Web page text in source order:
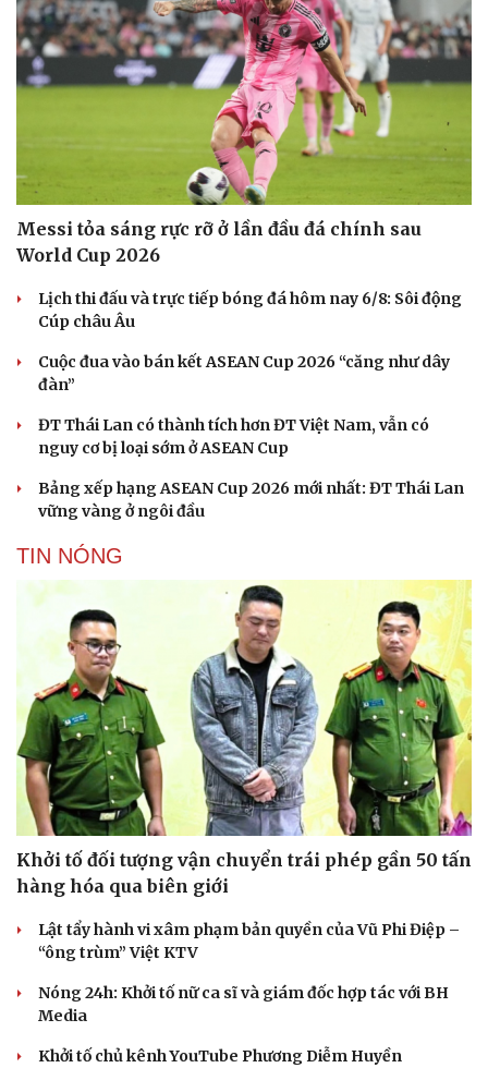
Messi tỏa sáng rực rỡ ở lần đầu đá chính sau
World Cup 2026
Lịch thi đấu và trực tiếp bóng đá hôm nay 6/8: Sôi động
Cúp châu Âu
Cuộc đua vào bán kết ASEAN Cup 2026 “căng như dây
đàn”
ĐT Thái Lan có thành tích hơn ĐT Việt Nam, vẫn có
nguy cơ bị loại sớm ở ASEAN Cup
Bảng xếp hạng ASEAN Cup 2026 mới nhất: ĐT Thái Lan
vững vàng ở ngôi đầu
TIN NÓNG
Khởi tố đối tượng vận chuyển trái phép gần 50 tấn
hàng hóa qua biên giới
Lật tẩy hành vi xâm phạm bản quyền của Vũ Phi Điệp –
“ông trùm” Việt KTV
Nóng 24h: Khởi tố nữ ca sĩ và giám đốc hợp tác với BH
Media
Khởi tố chủ kênh YouTube Phương Diễm Huyền